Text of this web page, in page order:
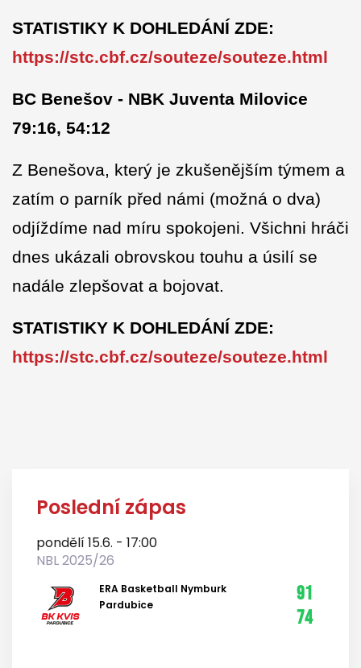
STATISTIKY K DOHLEDÁNÍ ZDE:
https://stc.cbf.cz/souteze/souteze.html
BC Benešov - NBK Juventa Milovice
79:16, 54:12
Z Benešova, který je zkušenějším týmem a
zatím o parník před námi (možná o dva)
odjíždíme nad míru spokojeni. Všichni hráči
dnes ukázali obrovskou touhu a úsilí se
nadále zlepšovat a bojovat.
STATISTIKY K DOHLEDÁNÍ ZDE:
https://stc.cbf.cz/souteze/souteze.html
Poslední zápas
pondělí 15.6. - 17:00
NBL 2025/26
ERA Basketball Nymburk
Pardubice
91
74